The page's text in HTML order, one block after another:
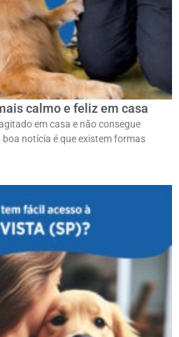
calmo e feliz em casa
em casa e não consegue
notícia é que existem formas